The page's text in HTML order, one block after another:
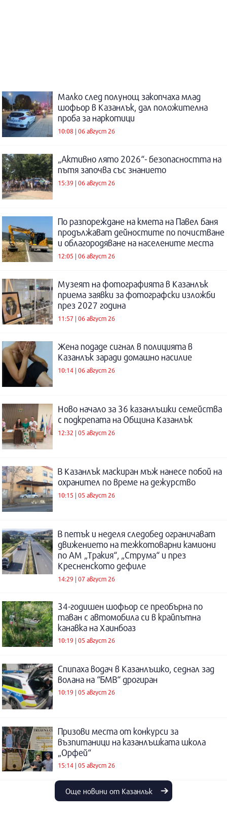
Малко след полунощ закопчаха млад
шофьор в Казанлък, дал положителна
проба за наркотици
10:08 | 06 август 26
„Активно лято 2026“- безопасността на
пътя започва със знанието
15:39 | 06 август 26
По разпореждане на кмета на Павел баня
продължават дейностите по почистване
и облагородяване на населените места
12:05 | 06 август 26
Музеят на фотографията в Казанлък
приема заявки за фотографски изложби
през 2027 година
11:57 | 06 август 26
Жена подаде сигнал в полицията в
Казанлък заради домашно насилие
10:14 | 06 август 26
Ново начало за 36 казанлъшки семейства
с подкрепата на Община Казанлък
12:32 | 05 август 26
В Казанлък маскиран мъж нанесе побой на
охранител по време на дежурство
10:15 | 05 август 26
В петък и неделя следобед ограничават
движението на тежкотоварни камиони
по АМ „Тракия“, „Струма“ и през
Кресненското дефиле
14:29 | 07 август 26
34-годишен шофьор се преобърна по
таван с автомобила си в крайпътна
канавка на Хаинбоаз
10:19 | 05 август 26
Спипаха водач в Казанлъшко, седнал зад
волана на “БМВ“ дрогиран
10:19 | 05 август 26
Призови места от конкурси за
възпитаници на казанлъшката школа
„Орфей“
15:14 | 05 август 26
Още новини от Казанлък